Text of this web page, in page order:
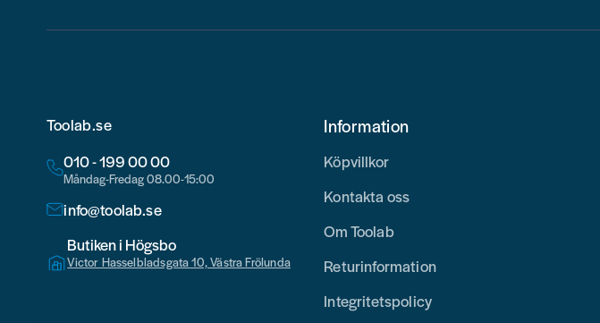
Toolab.se
010 - 199 00 00
Måndag-Fredag 08.00-15:00
info@toolab.se
Butiken i Högsbo
Victor Hasselbladsgata 10, Västra Frölunda
Information
Köpvillkor
Kontakta oss
Om Toolab
Returinformation
Integritetspolicy